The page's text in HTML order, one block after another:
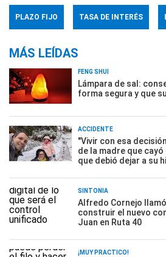
PLAZO FIJO TASA DE INTERÉS
MÁS LEÍDAS
FENG SHUI
Lámpara de sal:
forma segura y que
ACCIDENTE
"Vivir con esa
de la madre que
que debió dejar a su
SINTONÍA
Alfredo Cornejo
construir el nuevo
Juan en Ruta 40
¡MUY PRÁCTICO!